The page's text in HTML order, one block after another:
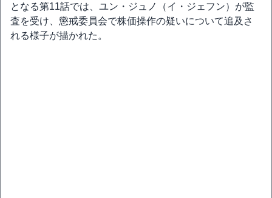
となる第11話では、ユン・ジュノ（イ・ジェフン）が監
査を受け、懲戒委員会で株価操作の疑いについて追及さ
れる様子が描かれた。